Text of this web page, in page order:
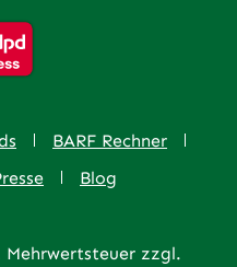
BARF Rechner
Blog
zzgl.